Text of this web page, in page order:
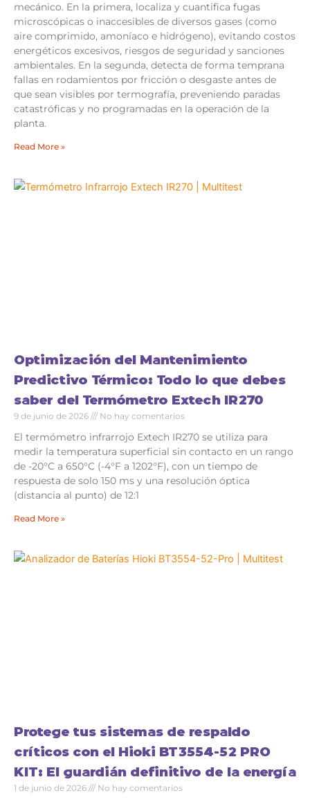
mecánico. En la primera, localiza y cuantifica fugas
microscópicas o inaccesibles de diversos gases (como
aire comprimido, amoníaco e hidrógeno), evitando costos
energéticos excesivos, riesgos de seguridad y sanciones
ambientales. En la segunda, detecta de forma temprana
fallas en rodamientos por fricción o desgaste antes de
que sean visibles por termografía, preveniendo paradas
catastróficas y no programadas en la operación de la
planta.
Read More »
Optimización del Mantenimiento
Predictivo Térmico: Todo lo que debes
saber del Termómetro Extech IR270
9 de junio de 2026 No hay comentarios
El termómetro infrarrojo Extech IR270 se utiliza para
medir la temperatura superficial sin contacto en un rango
de -20°C a 650°C (-4°F a 1202°F), con un tiempo de
respuesta de solo 150 ms y una resolución óptica
(distancia al punto) de 12:1
Read More »
Protege tus sistemas de respaldo
críticos con el Hioki BT3554-52 PRO
KIT: El guardián definitivo de la energía
1 de junio de 2026 No hay comentarios